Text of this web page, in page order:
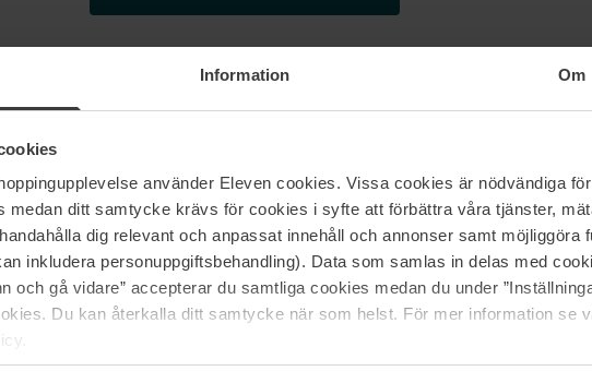
Information Om
använder Eleven cookies. Vissa cookies är nödvändiga
medan ditt samtycke krävs för cookies i syfte att förbättra våra tjänster,
dig relevant och anpassat innehåll och annonser samt möjliggöra
inkludera personuppgiftsbehandling). Data som samlas in delas med
och gå vidare” accepterar du samtliga cookies medan du under
Du kan återkalla ditt samtycke när som helst. För mer information se
Om oss
Jobba hos oss
Våra varumärken
Kontakta oss
Vanliga frågor & svar
Spåra min beställning
reklamationer